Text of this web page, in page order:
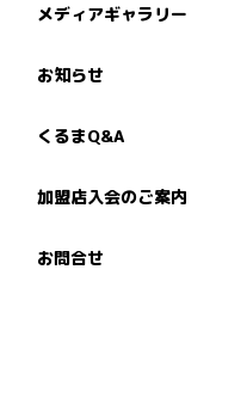
メディアギャラリー
お知らせ
くるまQ&A
加盟店入会のご案内
お問合せ